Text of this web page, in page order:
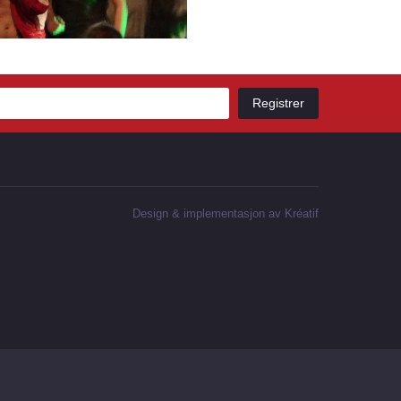
Design & implementasjon av Kréatif